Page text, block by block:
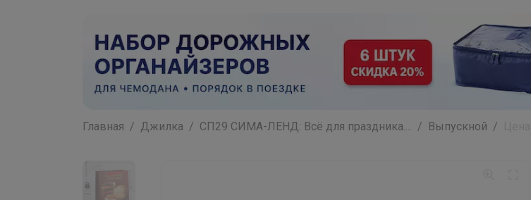
Главная Джилка СП29 СИМА-ЛЕНД: Всё для праздника.... Выпускной